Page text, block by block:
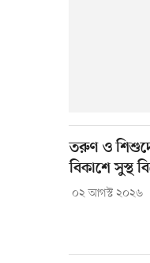
তরুণ ও
বিকাশে সুস্থ
০২ আগস্ট ২০২৬